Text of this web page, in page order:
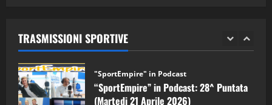
TRASMISSIONI SPORTIVE
2 28/04/2026
"SportEmpire" in Podcast
“SportEmpire” in Podcast: 28^ Puntata
(Martedi 21 Aprile 2026)